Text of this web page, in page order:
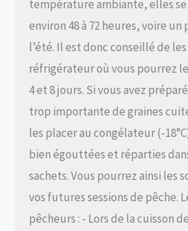
température ambiante, elles
environ 48 à 72 heures, voire
l’été. Il est donc conseillé de
réfrigérateur où vous pourrez
4 et 8 jours. Si vous avez
trop importante de graines
les placer au congélateur (-
bien égouttées et réparties
sachets. Vous pourrez ainsi les
vos futures sessions de pêche.
pêcheurs : - Lors de la cuisson